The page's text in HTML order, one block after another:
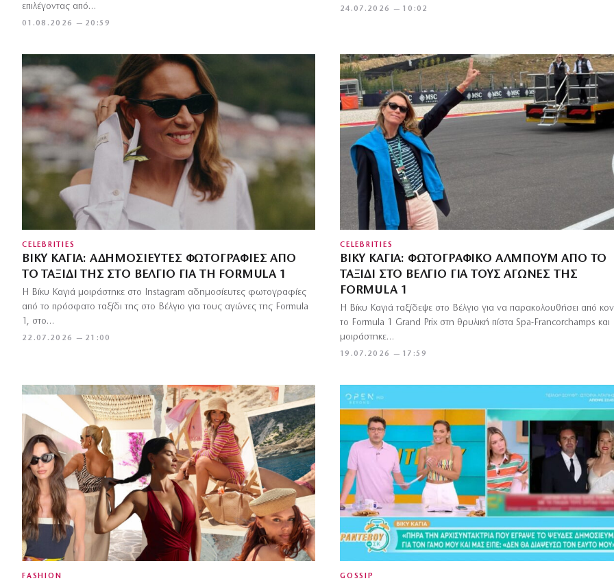
01.08.2026 — 20:59
επιλέγοντας από…
24.07.2026 — 10:02
CELEBRITIES
ΒΊΚΥ ΚΑΓΙΆ: ΑΔΗΜΟΣΊΕΥΤΕΣ ΦΩΤΟΓΡΑΦΊΕΣ ΑΠΌ
ΤΟ ΤΑΞΊΔΙ ΤΗΣ ΣΤΟ ΒΈΛΓΙΟ ΓΙΑ ΤΗ FORMULA 1
22.07.2026 — 21:00
Η Βίκυ Καγιά μοιράστηκε στο Instagram αδημοσίευτες φωτογραφίες
από το πρόσφατο ταξίδι της στο Βέλγιο για τους αγώνες της Formula
1, στο…
CELEBRITIES
ΒΊΚΥ ΚΑΓΙΆ: ΦΩΤΟΓΡΑΦΙΚΌ ΆΛΜΠΟΥΜ ΑΠΌ ΤΟ
ΤΑΞΊΔΙ ΣΤΟ ΒΈΛΓΙΟ ΓΙΑ ΤΟΥΣ ΑΓΏΝΕΣ ΤΗΣ
FORMULA 1
19.07.2026 — 17:59
Η Βίκυ Καγιά ταξίδεψε στο Βέλγιο για να παρακολουθήσει από
το Formula 1 Grand Prix στη θρυλική πίστα Spa-Francorchamps και
μοιράστηκε…
FASHION GOSSIP